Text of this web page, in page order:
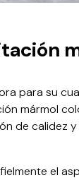
para su
mármol
de calidez
el